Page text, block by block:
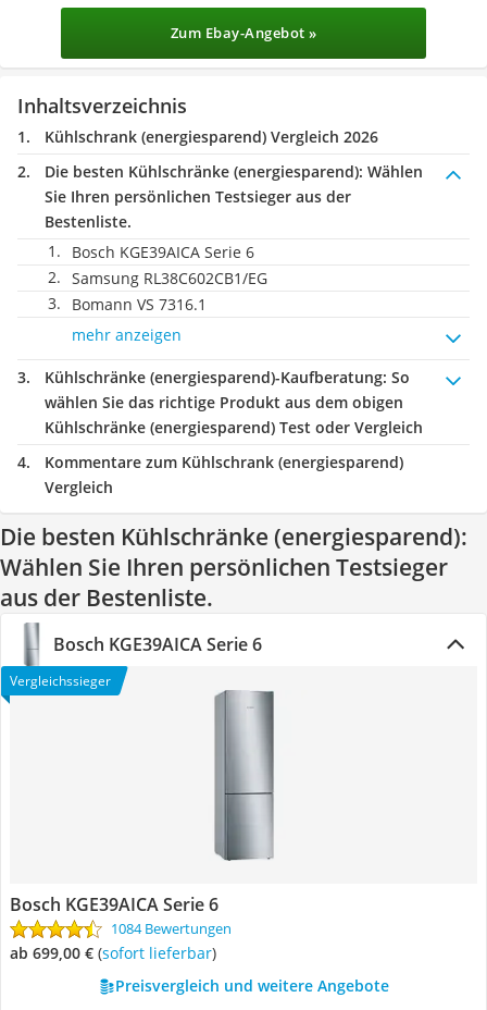
Zum Ebay-Angebot »
Inhaltsverzeichnis
Kühlschrank (energiesparend) Vergleich 2026
Die besten Kühlschränke (energiesparend): Wählen
Sie Ihren persönlichen Testsieger aus der
Bestenliste.
Bosch KGE39AICA Serie 6
Samsung ‎RL38C602CB1/EG
Bomann VS 7316.1
mehr anzeigen
Kühlschränke (energiesparend)-Kaufberatung: So
wählen Sie das richtige Produkt aus dem obigen
Kühlschränke (energiesparend) Test oder Vergleich
Kommentare zum Kühlschrank (energiesparend)
Vergleich
Die besten Kühlschränke (energiesparend):
Wählen Sie Ihren persönlichen Testsieger
aus der Bestenliste.
Bosch KGE39AICA Serie 6
Vergleichssieger
Bosch KGE39AICA Serie 6
1084 Bewertungen
ab 699,00 € ( Sofort lieferbar)
Preisvergleich und weitere Angebote